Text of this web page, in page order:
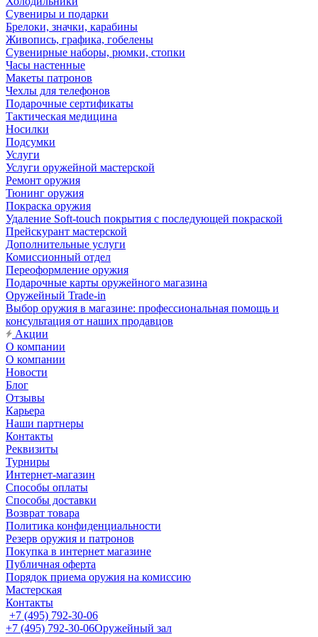
Сувениры и подарки
Брелоки, значки, карабины
Живопись, графика, гобелены
Сувенирные наборы, рюмки, стопки
Часы настенные
Макеты патронов
Чехлы для телефонов
Подарочные сертификаты
Тактическая медицина
Носилки
Подсумки
Услуги
Услуги оружейной мастерской
Ремонт оружия
Тюнинг оружия
Покраска оружия
Удаление Soft-touch покрытия с последующей покраской
Прейскурант мастерской
Дополнительные услуги
Комиссионный отдел
Переоформление оружия
Подарочные карты оружейного магазина
Оружейный Trade-in
Выбор оружия в магазине: профессиональная помощь и
консультация от наших продавцов
Акции
О компании
О компании
Новости
Блог
Отзывы
Карьера
Наши партнеры
Контакты
Реквизиты
Турниры
Интернет-магазин
Способы оплаты
Способы доставки
Возврат товара
Политика конфиденциальности
Резерв оружия и патронов
Покупка в интернет магазине
Публичная оферта
Порядок приема оружия на комиссию
Мастерская
Контакты
+7 (495) 792-30-06
+7 (495) 792-30-06Оружейный зал